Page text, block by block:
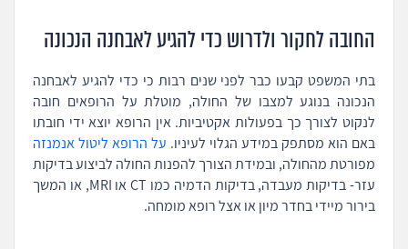
החובה לחקור ולדרוש כדי להגיע לאבחנה הנכונה
בתי המשפט קבעו כבר לפני שנים רבות כי כדי להגיע לאבחנה
הנכונה בנוגע למצבו של החולה, מוטלת על הרופאים חובה
לנקוט לצורך כך בפעולות אקטיביות. אין הרופא יוצא ידי חובתו
באם הוא מסתפק במידע הגלוי לעיניו. על הרופא ליטול אנמנזה
מפורטת מהחולה, ובמידת הצורך להפנות החולה לביצוע בדיקות
עזר- בדיקות מעבדה, בדיקות הדמיה כמו CT או MRI, או המשך
בירור מיידי בחדר מיון או אצל רופא מומחה.